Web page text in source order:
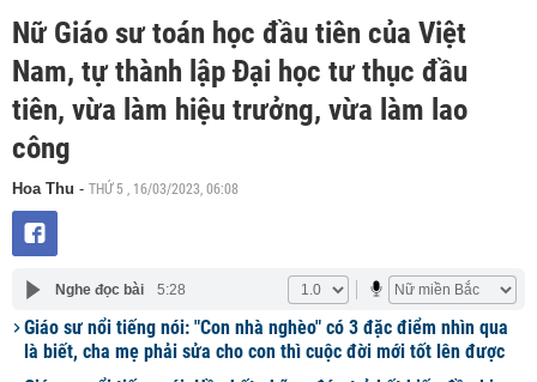
Nữ Giáo sư toán học đầu tiên của Việt
Nam, tự thành lập Đại học tư thục đầu
tiên, vừa làm hiệu trưởng, vừa làm lao
công
Hoa Thu - THỨ 5 , 16/03/2023, 06:08
Nghe đọc bài 5:28
Giáo sư nổi tiếng nói: "Con nhà nghèo" có 3 đặc điểm nhìn qua
là biết, cha mẹ phải sửa cho con thì cuộc đời mới tốt lên được